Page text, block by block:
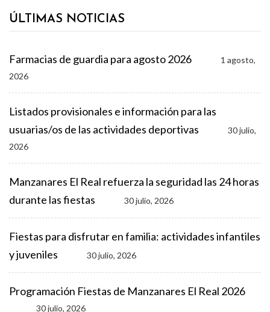
ÚLTIMAS NOTICIAS
Farmacias de guardia para agosto 2026
1 agosto,
2026
Listados provisionales e información para las
usuarias/os de las actividades deportivas
30 julio,
2026
Manzanares El Real refuerza la seguridad las 24 horas
durante las fiestas
30 julio, 2026
Fiestas para disfrutar en familia: actividades infantiles
y juveniles
30 julio, 2026
Programación Fiestas de Manzanares El Real 2026
30 julio, 2026